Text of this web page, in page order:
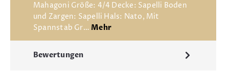
Mahagoni Größe: 4/4 Decke: Sapelli Boden
und Zargen: Sapelli Hals: Nato, Mit
Spannstab Gr… Mehr
Bewertungen